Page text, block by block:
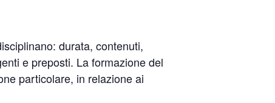
durata, contenuti,
e preposti. La formazione del
particolare, in relazione ai